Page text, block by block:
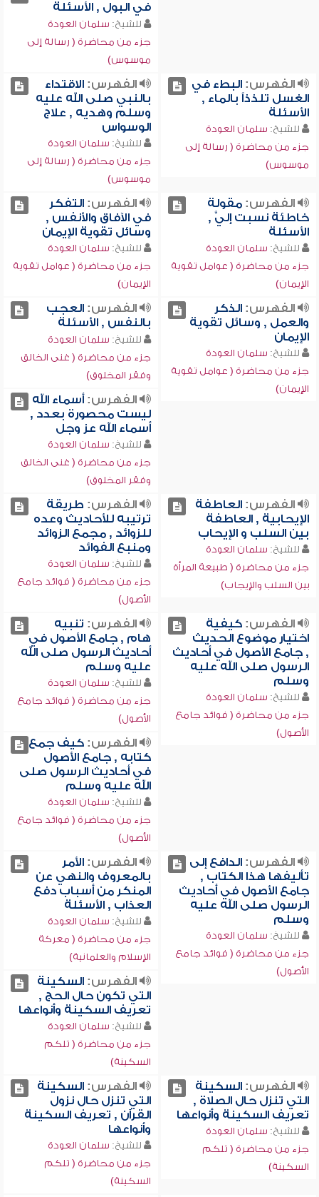
في البول , الأسئلة
للشيخ: سلمان العودة
جزء من محاضرة ( رسالة إلى
موسوس)
الفهرس:البطء في
الغسل تلذذاً بالماء ,
الأسئلة
للشيخ: سلمان العودة
جزء من محاضرة ( رسالة إلى
موسوس)
الفهرس:الاقتداء
بالنبي صلى الله عليه
وسلم وهديه , علاج
الوسواس
للشيخ: سلمان العودة
جزء من محاضرة ( رسالة إلى
موسوس)
الفهرس:مقولة
خاطئة نسبت إليَّ ,
الأسئلة
للشيخ: سلمان العودة
جزء من محاضرة ( عوامل تقوية
الإيمان)
الفهرس:التفكر
في الآفاق والأنفس ,
وسائل تقوية الإيمان
للشيخ: سلمان العودة
جزء من محاضرة ( عوامل تقوية
الإيمان)
الفهرس:الذكر
والعمل , وسائل تقوية
الإيمان
للشيخ: سلمان العودة
جزء من محاضرة ( عوامل تقوية
الإيمان)
الفهرس:العجب
بالنفس , الأسئلة
للشيخ: سلمان العودة
جزء من محاضرة ( غنى الخالق
وفقر المخلوق)
الفهرس:أسماء الله
ليست محصورة بعدد ,
أسماء الله عز وجل
للشيخ: سلمان العودة
جزء من محاضرة ( غنى الخالق
وفقر المخلوق)
الفهرس:العاطفة
الإيحابية , العاطفة
بين السلب و الإيحاب
للشيخ: سلمان العودة
جزء من محاضرة ( طبيعة المرأة
بين السلب والإيجاب)
الفهرس: طريقة
ترتيبه للأحاديث وعده
للزوائد , مجمع الزوائد
ومنبع الفوائد
للشيخ: سلمان العودة
جزء من محاضرة ( فوائد جامع
الأصول)
الفهرس:كيفية
اختيار موضوع الحديث
, جامع الأصول في أحاديث
الرسول صلى الله عليه
وسلم
للشيخ: سلمان العودة
جزء من محاضرة ( فوائد جامع
الأصول)
الفهرس: تنبيه
هام , جامع الأصول في
أحاديث الرسول صلى الله
عليه وسلم
للشيخ: سلمان العودة
جزء من محاضرة ( فوائد جامع
الأصول)
الفهرس:كيف جمع
كتابه , جامع الأصول
في أحاديث الرسول صلى
الله عليه وسلم
للشيخ: سلمان العودة
جزء من محاضرة ( فوائد جامع
الأصول)
الفهرس:الدافع إلى
تأليفها هذا الكتاب ,
جامع الأصول في أحاديث
الرسول صلى الله عليه
وسلم
للشيخ: سلمان العودة
جزء من محاضرة ( فوائد جامع
الأصول)
الفهرس:الأمر
بالمعروف والنهي عن
المنكر من أسباب دفع
العذاب , الأسئلة
للشيخ: سلمان العودة
جزء من محاضرة ( معركة
الإسلام والعلمانية)
الفهرس:السكينة
التي تكون حال الحج ,
تعريف السكينة وأنواعها
للشيخ: سلمان العودة
جزء من محاضرة ( تلكم
السكينة)
الفهرس:السكينة
التي تنزل حال الصلاة ,
تعريف السكينة وأنواعها
للشيخ: سلمان العودة
جزء من محاضرة ( تلكم
السكينة)
الفهرس:السكينة
التي تنزل حال نزول
القرآن , تعريف السكينة
وأنواعها
للشيخ: سلمان العودة
جزء من محاضرة ( تلكم
السكينة)